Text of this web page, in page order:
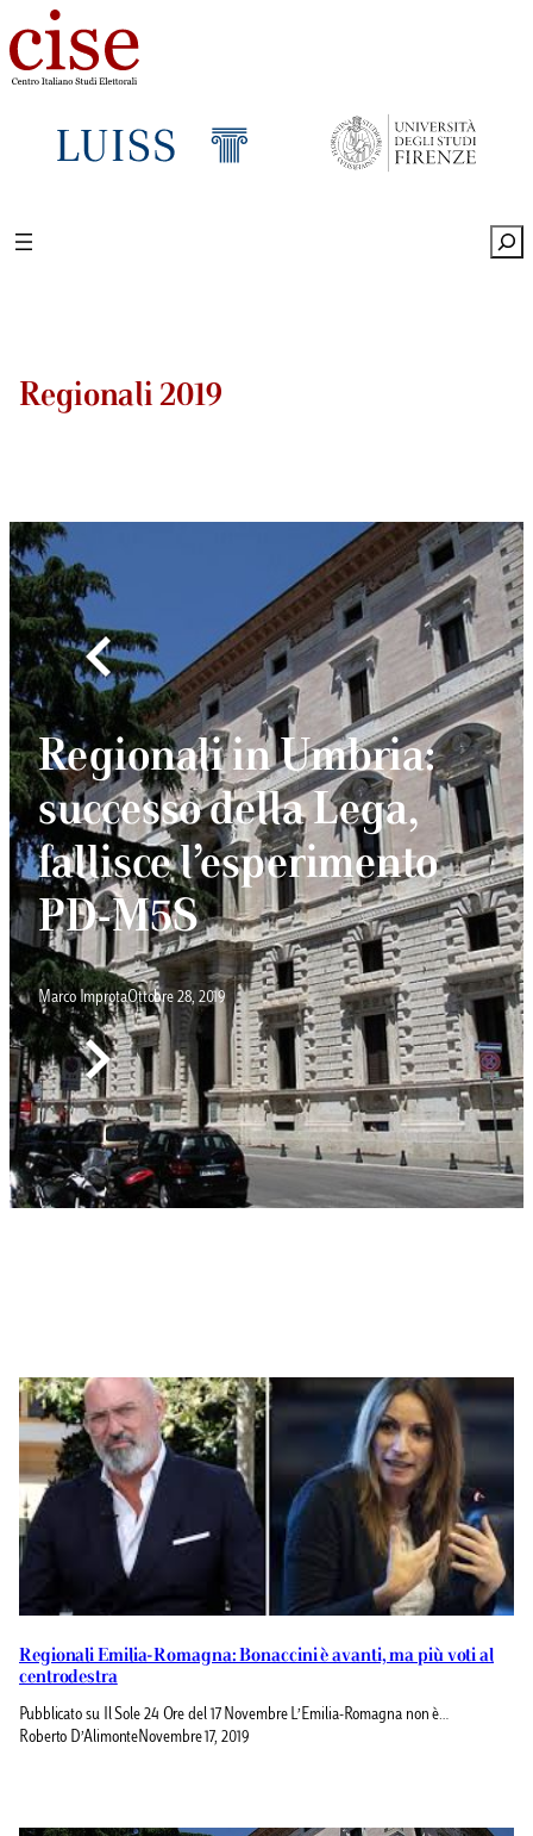
Regionali 2019
Regionali in Umbria:
successo della Lega,
fallisce l’esperimento
PD-M5S
Marco ImprotaOttobre 28, 2019
Regionali Emilia-Romagna: Bonaccini è avanti, ma più voti al
centrodestra
Pubblicato su Il Sole 24 Ore del 17 Novembre L’Emilia-Romagna non è…
Roberto D’Alimonte Novembre 17, 2019